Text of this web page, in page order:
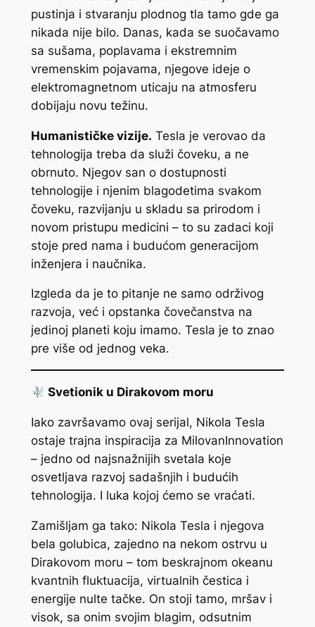
pustinja i stvaranju plodnog tla tamo gde ga
nikada nije bilo. Danas, kada se suočavamo
sa sušama, poplavama i ekstremnim
vremenskim pojavama, njegove ideje o
elektromagnetnom uticaju na atmosferu
dobijaju novu težinu.
Humanističke vizije. Tesla je verovao da
tehnologija treba da služi čoveku, a ne
obrnuto. Njegov san o dostupnosti
tehnologije i njenim blagodetima svakom
čoveku, razvijanju u skladu sa prirodom i
novom pristupu medicini – to su zadaci koji
stoje pred nama i budućom generacijom
inženjera i naučnika.
Izgleda da je to pitanje ne samo održivog
razvoja, već i opstanka čovečanstva na
jedinoj planeti koju imamo. Tesla je to znao
pre više od jednog veka.
Svetionik u Dirakovom moru
Iako završavamo ovaj serijal, Nikola Tesla
ostaje trajna inspiracija za MilovanInnovation
– jedno od najsnažnijih svetala koje
osvetljava razvoj sadašnjih i budućih
tehnologija. I luka kojoj ćemo se vraćati.
Zamišljam ga tako: Nikola Tesla i njegova
bela golubica, zajedno na nekom ostrvu u
Dirakovom moru – tom beskrajnom okeanu
kvantnih fluktuacija, virtualnih čestica i
energije nulte tačke. On stoji tamo, mršav i
visok, sa onim svojim blagim, odsutnim